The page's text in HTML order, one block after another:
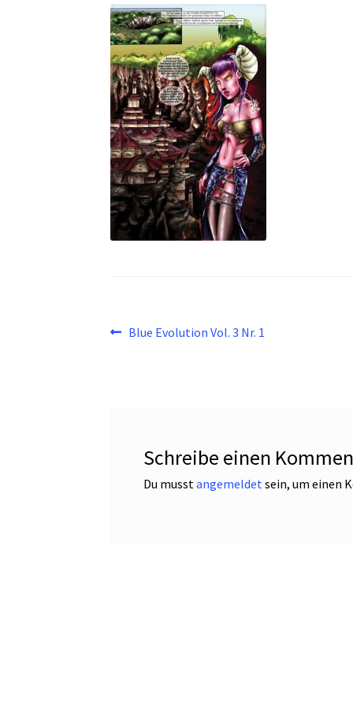
Beitragsnavigation
Vorheriger
Blue Evolution Vol. 3 Nr. 1
Schreibe einen
Du musst angemeldet sein, um einen